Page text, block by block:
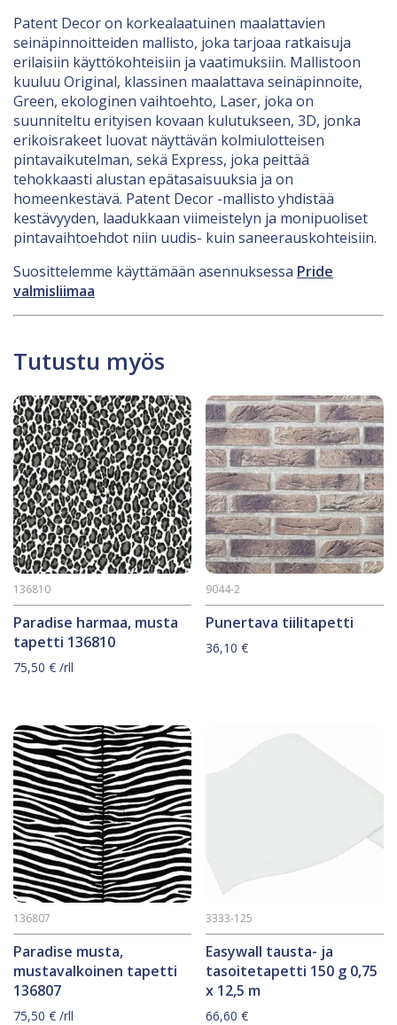
Patent Decor on korkealaatuinen maalattavien
seinäpinnoitteiden mallisto, joka tarjoaa ratkaisuja
erilaisiin käyttökohteisiin ja vaatimuksiin. Mallistoon
kuuluu Original, klassinen maalattava seinäpinnoite,
Green, ekologinen vaihtoehto, Laser, joka on
suunniteltu erityisen kovaan kulutukseen, 3D, jonka
erikoisrakeet luovat näyttävän kolmiulotteisen
pintavaikutelman, sekä Express, joka peittää
tehokkaasti alustan epätasaisuuksia ja on
homeenkestävä. Patent Decor -mallisto yhdistää
kestävyyden, laadukkaan viimeistelyn ja monipuoliset
pintavaihtoehdot niin uudis- kuin saneerauskohteisiin.
Suosittelemme käyttämään asennuksessa Pride
valmisliimaa
Tutustu myös
Paradise harmaa, musta
tapetti 136810
136810
75,50 € /rll
Punertava tiilitapetti
9044-2
36,10€
Paradise musta,
mustavalkoinen tapetti
136807
136807
75,50 € /rll
Easywall tausta- ja
tasoitetapetti 150 g 0,75
x 12,5 m
3333-125
66,60€